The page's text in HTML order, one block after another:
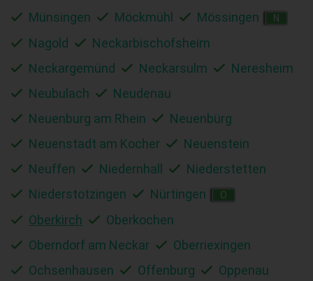
Münsingen
Möckmühl Mössingen N
Nagold
Neckarbischofsheim
Neckargemünd
Neckarsulm
Neresheim
Neubulach
Neudenau
Neuenburg am Rhein
Neuenbürg
Neuenstadt am Kocher
Neuenstein
Neuffen
Niedernhall
Niederstetten
Niederstotzingen
Nürtingen O
Oberkirch
Oberkochen
Oberndorf am Neckar
Oberriexingen
Ochsenhausen
Offenburg
Oppenau